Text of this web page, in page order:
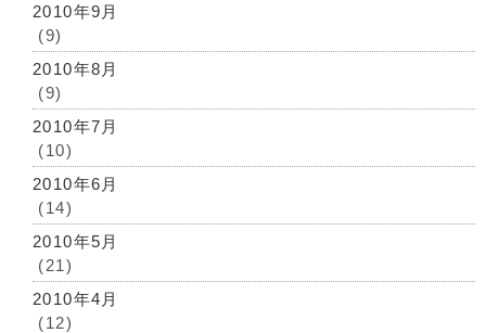
2010年9月
(9)
2010年8月
(9)
2010年7月
(10)
2010年6月
(14)
2010年5月
(21)
2010年4月
(12)